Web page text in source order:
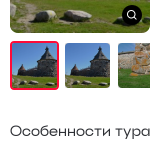
Особенности тура